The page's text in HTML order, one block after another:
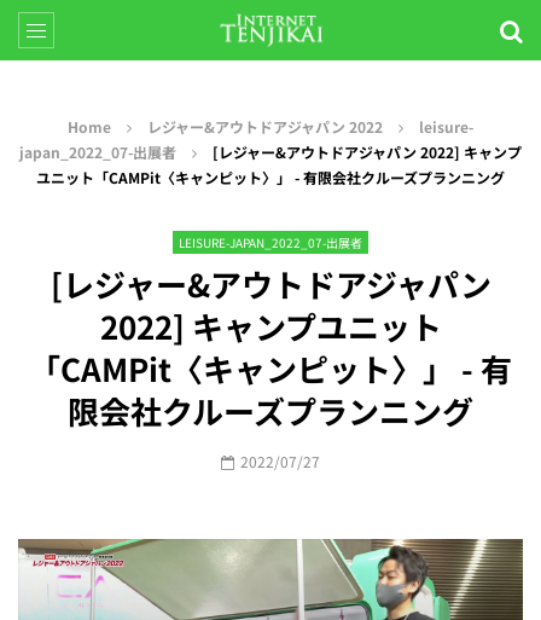
Home レジャー&アウトドアジャパン 2022
leisure-
japan_2022_07-出展者
[レジャー&アウトドアジャパン 2022] キャンプ
ユニット「CAMPit〈キャンピット〉」 - 有限会社クルーズプランニング
LEISURE-JAPAN_2022_07-出展者
[レジャー&アウトドアジャパン
2022] キャンプユニット
「CAMPit〈キャンピット〉」 - 有
限会社クルーズプランニング
2022/07/27